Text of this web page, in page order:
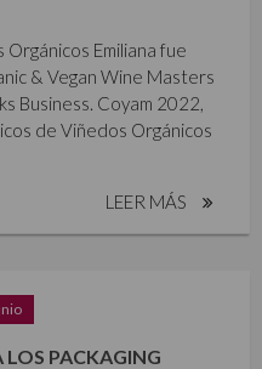
Emiliana fue
& Vegan Wine Masters
Business. Coyam 2022,
de Viñedos Orgánicos
LEER MÁS
PACKAGING